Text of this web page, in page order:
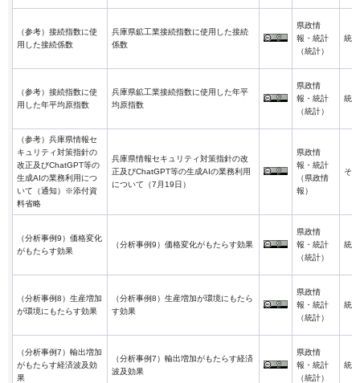
（参考）接続指数に使
用した接続係数
兵庫県鉱工業接続指数に使用した接続
係数
県政情
報・統計
（統計）
統計
（参考）接続指数に使
用した年平均原指数
兵庫県鉱工業接続指数に使用した年平
均原指数
県政情
報・統計
（統計）
統計
（参考）兵庫県情報セ
キュリティ対策指針の
改正及びChatGPT等の
生成AIの業務利用につ
いて（通知）※添付資
料省略
兵庫県情報セキュリティ対策指針の改
正及びChatGPT等の生成AIの業務利用
について（7月19日）
県政情
報・統計
（県政情
報）
そ
（分析事例9）価格変化
がもたらす効果
（分析事例9）価格変化がもたらす効果
県政情
報・統計
（統計）
統計
（分析事例8）生産増加
が環境にもたらす効果
（分析事例8）生産増加が環境にもたら
す効果
県政情
報・統計
（統計）
統計
（分析事例7）輸出増加
がもたらす経済波及効
果
（分析事例7）輸出増加がもたらす経済
波及効果
県政情
報・統計
（統計）
統計